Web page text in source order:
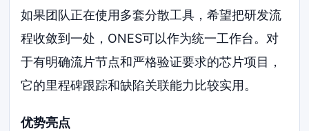
如果团队正在使用多套分散工具，希望把研发流
程收敛到一处，ONES可以作为统一工作台。对
于有明确流片节点和严格验证要求的芯片项目，
它的里程碑跟踪和缺陷关联能力比较实用。
优势亮点